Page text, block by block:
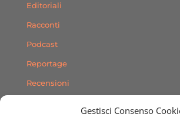
Gestisci Consenso
Editoriali
Racconti
Podcast
Reportage
Recensioni